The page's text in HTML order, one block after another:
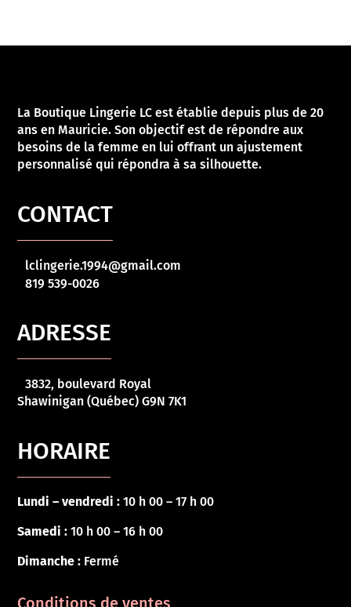
La Boutique Lingerie LC est établie depuis plus de 20
ans en Mauricie. Son objectif est de répondre aux
besoins de la femme en lui offrant un ajustement
personnalisé qui répondra à sa silhouette.
CONTACT
lclingerie.1994@gmail.com
819 539-0026
ADRESSE
3832, boulevard Royal
Shawinigan (Québec) G9N 7K1
HORAIRE
Lundi – vendredi :10 h 00 – 17 h 00
Samedi :10 h 00 – 16 h 00
Dimanche : Fermé